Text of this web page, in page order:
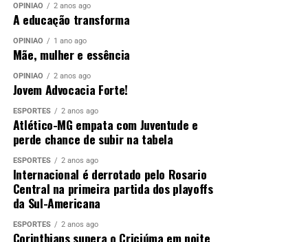
OPINIÃO 2 anos ago
A educação transforma
OPINIÃO 1 ano ago
Mãe, mulher e essência
OPINIÃO 2 anos ago
Jovem Advocacia Forte!
ESPORTES 2 anos ago
Atlético-MG empata com Juventude e
perde chance de subir na tabela
ESPORTES 2 anos ago
Internacional é derrotado pelo Rosario
Central na primeira partida dos playoffs
da Sul-Americana
ESPORTES 2 anos ago
Corinthians supera o Criciúma em noite